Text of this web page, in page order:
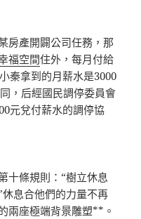
產開闢公司任務，那
福空間住外，每月付給
秦拿到的月薪水是3000
，后經國民調停委員會
元兌付薪水的調停協
條規則：“樹立休息
息合他們的力量不再
兩座極端背景雕塑**。